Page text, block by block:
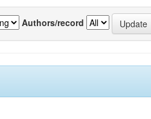
Authors/record